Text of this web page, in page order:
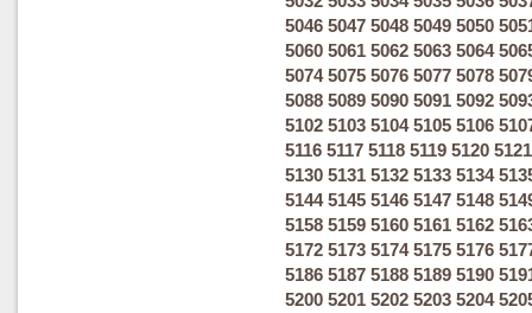
5046 5047 5048 5049 5050
5060 5061 5062 5063 5064
5074 5075 5076 5077 5078
5088 5089 5090 5091 5092
5102 5103 5104 5105 5106
5116 5117 5118 5119 5120 5121
5130 5131 5132 5133 5134
5144 5145 5146 5147 5148
5158 5159 5160 5161 5162
5172 5173 5174 5175 5176
5186 5187 5188 5189 5190
5200 5201 5202 5203 5204